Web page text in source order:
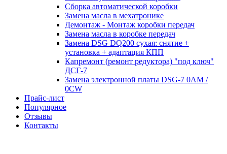
Сборка автоматической коробки
Замена масла в мехатронике
Демонтаж - Монтаж коробки передач
Замена масла в коробке передач
Замена DSG DQ200 сухая: снятие +
установка + адаптация КПП
Капремонт (ремонт редуктора) "под ключ"
ДСГ-7
Замена электронной платы DSG-7 0AM /
0CW
Прайс-лист
Популярное
Отзывы
Контакты